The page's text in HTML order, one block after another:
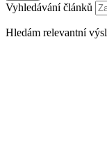
Vyhledávání článků
Hledám relevantní